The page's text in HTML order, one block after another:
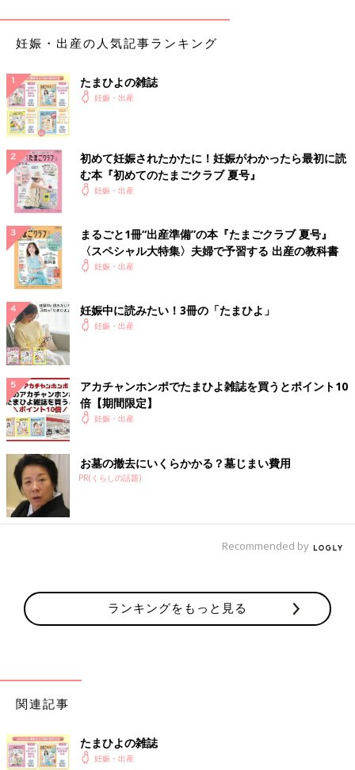
妊娠・出産の人気記事ランキング
たまひよの雑誌
妊娠・出産
初めて妊娠されたかたに！妊娠がわかったら最初に読
む本『初めてのたまごクラブ 夏号』
妊娠・出産
まるごと1冊“出産準備”の本『たまごクラブ 夏号』
〈スペシャル大特集〉夫婦で予習する 出産の教科書
妊娠・出産
妊娠中に読みたい！3冊の「たまひよ」
妊娠・出産
アカチャンホンポでたまひよ雑誌を買うとポイント10
倍【期間限定】
妊娠・出産
お墓の撤去にいくらかかる？墓じまい費用
PR(くらしの話題)
Recommended by
ランキングをもっと見る
関連記事
たまひよの雑誌
妊娠・出産